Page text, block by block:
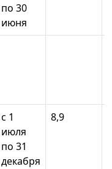
по 30
июня
с 1
июля
по 31
декабря
8,9